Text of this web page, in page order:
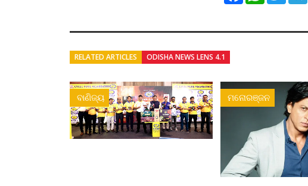
RELATED ARTICLES ODISHA NEWS LENS 4.1
ବାଣିଜ୍ୟ ମନୋରଞ୍ଜନ